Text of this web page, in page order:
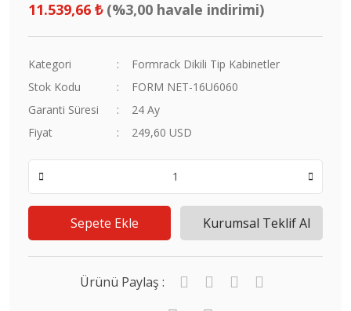
11.539,66 ₺ (%3,00 havale indirimi)
Kategori
Formrack Dikili Tip Kabinetler
Stok Kodu
FORM NET-16U6060
Garanti Süresi
24 Ay
Fiyat
249,60 USD
Sepete Ekle Kurumsal Teklif Al
Ürünü Paylaş :